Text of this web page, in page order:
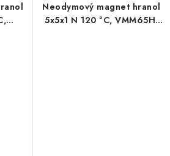
Neodymový magnet hranol
5x5x1 N 120 °C, VMM65H-